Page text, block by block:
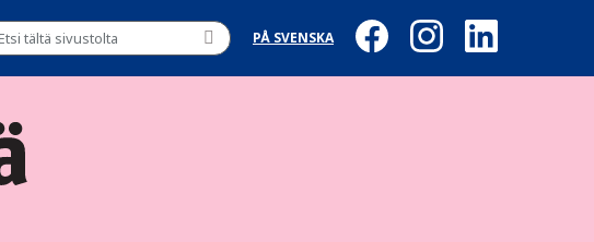
PÅ SVENSKA